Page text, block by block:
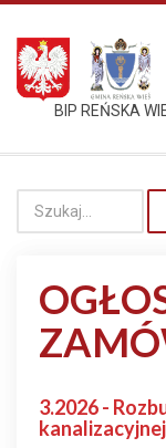
BIP REŃSKA
3.2026 -